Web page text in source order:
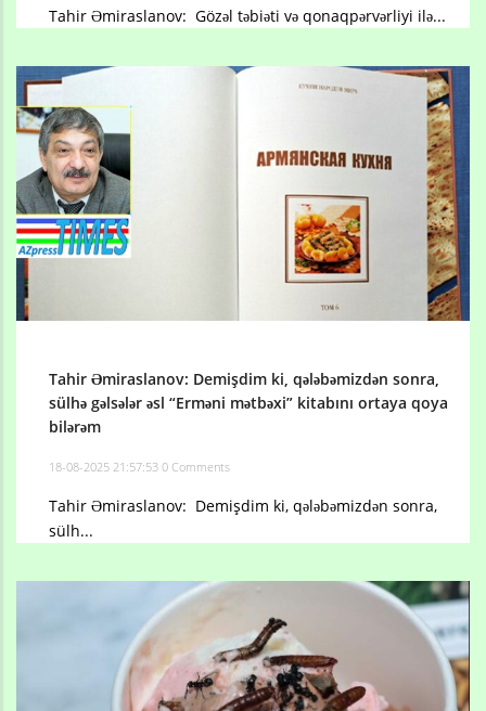
Tahir Əmiraslanov: Gözəl təbiəti və qonaqpərvərliyi ilə...
Tahir Əmiraslanov: Demişdim ki, qələbəmizdən sonra,
sülhə gəlsələr əsl “Erməni mətbəxi” kitabını ortaya qoya
bilərəm
18-08-2025 21:57:53 0 Comments
Tahir Əmiraslanov: Demişdim ki, qələbəmizdən sonra,
sülh...